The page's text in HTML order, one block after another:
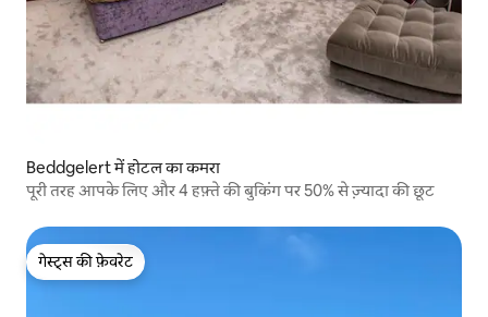
Beddgelert में होटल का कमरा
पूरी तरह आपके लिए और 4 हफ़्ते की बुकिंग पर 50% से ज़्यादा की छूट
गेस्ट्स की फ़ेवरेट
गेस्ट्स की फ़ेवरेट